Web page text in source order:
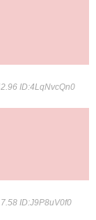
ID:4LqNvcQn0
ID:J9P8uV0f0